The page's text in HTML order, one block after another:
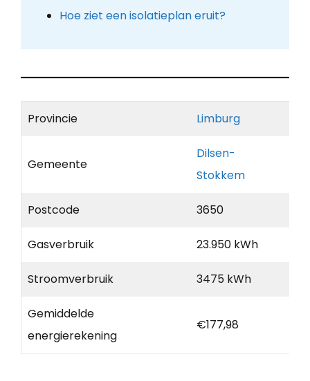
Hoe ziet een isolatieplan eruit?
Provincie Limburg
Gemeente
Dilsen-
Stokkem
Postcode 3650
Gasverbruik 23.950 kWh
Stroomverbruik 3475 kWh
Gemiddelde
energierekening
€177,98